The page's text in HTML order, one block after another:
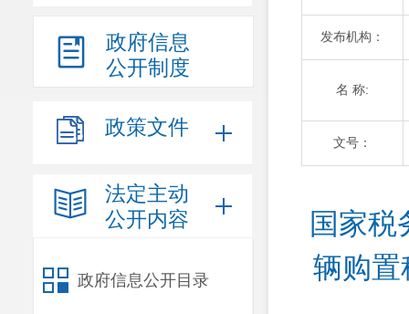
政府信息
公开制度
政策文件
法定主动
公开内容
政府信息公开目录
发布机构：
名 称:
文号：
国家税
辆购置